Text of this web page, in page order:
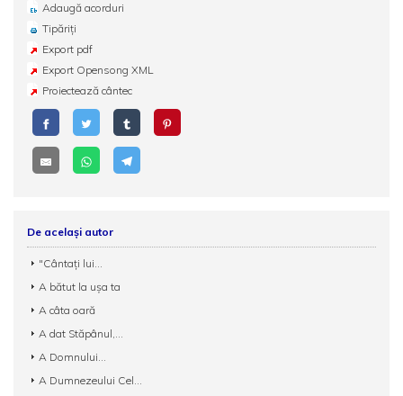
Adaugă acorduri
Tipăriți
Export pdf
Export Opensong XML
Proiectează cântec
De același autor
"Cântați lui...
A bătut la uşa ta
A câta oară
A dat Stăpânul,...
A Domnului...
A Dumnezeului Cel...